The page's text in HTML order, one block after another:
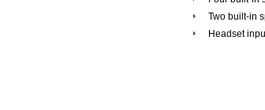
Two built-in
Headset